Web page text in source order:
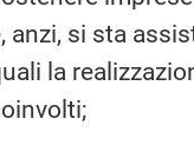
anzi, si sta
la